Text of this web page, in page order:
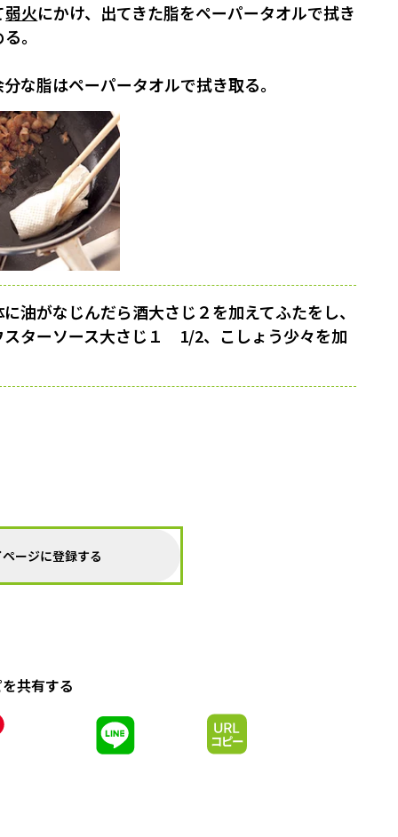
弱火にかけ、出てきた脂をペーパータオルで拭き
。
な脂はペーパータオルで拭き取る。
油がなじんだら酒大さじ２を加えてふたをし、
ターソース大さじ１ 1/2、こしょう少々を加
ージに登録する
共有する